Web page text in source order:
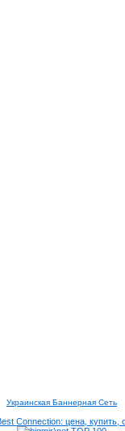
Украинская Баннерная Сеть
Connection: цена, купить,